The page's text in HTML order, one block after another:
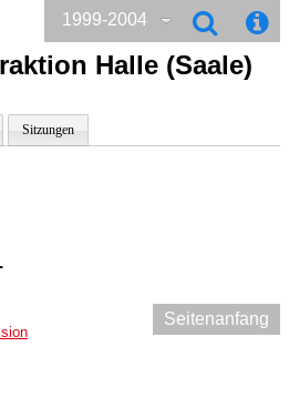
1999-2004
Halle (Saale)
Sitzungen
Seitenanfang